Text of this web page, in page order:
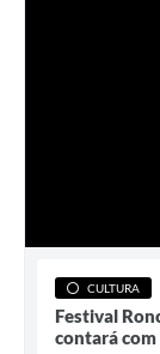
CULTURA
Festival
contará